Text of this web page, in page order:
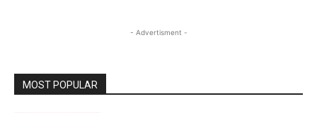
- Advertisment -
MOST POPULAR